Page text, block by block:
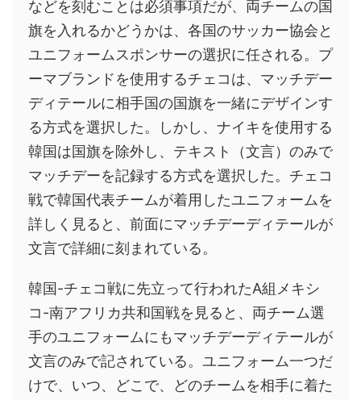
などを刻むことは必須事項だが、両チームの国
旗を入れるかどうかは、各国のサッカー協会と
ユニフォームスポンサーの選択に任される。プ
ーマブランドを使用するチェコは、マッチデー
ディテールに相手国の国旗を一緒にデザインす
る方式を選択した。しかし、ナイキを使用する
韓国は国旗を除外し、テキスト（文言）のみで
マッチデーを記録する方式を選択した。チェコ
戦で韓国代表チームが着用したユニフォームを
詳しく見ると、前面にマッチデーディテールが
文言で詳細に刻まれている。
韓国-チェコ戦に先立って行われたA組メキシ
コ-南アフリカ共和国戦を見ると、両チーム選
手のユニフォームにもマッチデーディテールが
文言のみで記されている。ユニフォーム一つだ
けで、いつ、どこで、どのチームを相手に着た